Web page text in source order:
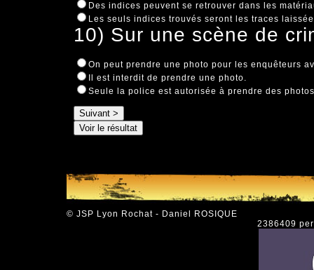
Des indices peuvent se retrouver dans les
Les seuls indices trouvés seront les traces
10) Sur une scène de
On peut prendre une photo pour les enquêteurs
Il est interdit de prendre une photo.
Seule la police est autorisée à prendre des
© JSP Lyon Rochat - Daniel ROSIQUE
2386409